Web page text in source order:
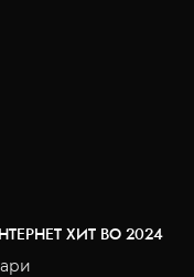
ХИТ ВО 2024